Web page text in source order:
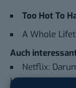
Too Hot To
A Whole
Auch
Netflix:
Hastings zurück